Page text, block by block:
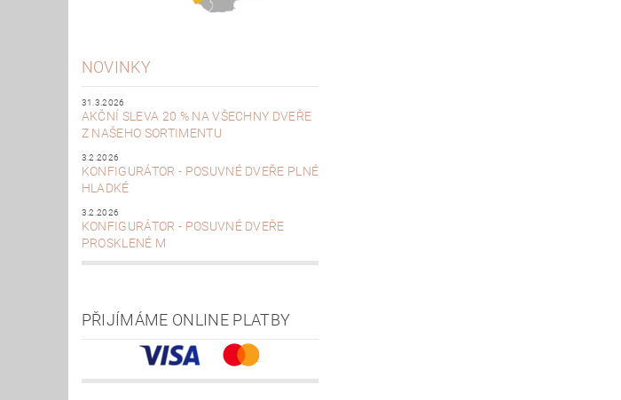
NOVINKY
31.3.2026
AKČNÍ SLEVA 20 % NA VŠECHNY DVEŘE
Z NAŠEHO SORTIMENTU
3.2.2026
KONFIGURÁTOR - POSUVNÉ DVEŘE PLNÉ
HLADKÉ
3.2.2026
KONFIGURÁTOR - POSUVNÉ DVEŘE
PROSKLENÉ M
PŘIJÍMÁME ONLINE PLATBY